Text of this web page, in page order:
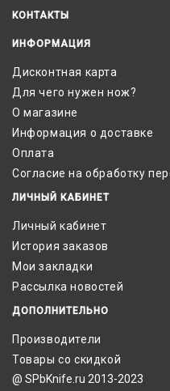
КОНТАКТЫ
ИНФОРМАЦИЯ
Дисконтная карта
Для чего нужен нож?
О магазине
Информация о доставке
Оплата
Согласие на обработку
ЛИЧНЫЙ КАБИНЕТ
Личный кабинет
История заказов
Мои закладки
Рассылка новостей
ДОПОЛНИТЕЛЬНО
Производители
Товары со скидкой
@ SPbKnife.ru 2013-2023